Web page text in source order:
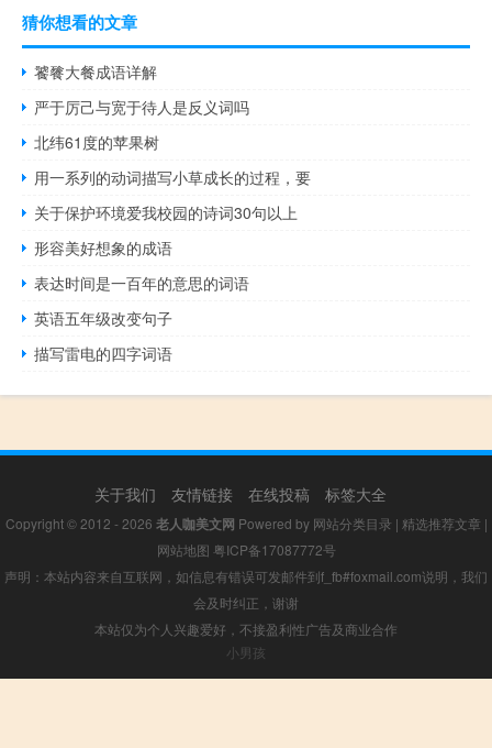
猜你想看的文章
饕餮大餐成语详解
严于厉己与宽于待人是反义词吗
北纬61度的苹果树
用一系列的动词描写小草成长的过程，要
关于保护环境爱我校园的诗词30句以上
形容美好想象的成语
表达时间是一百年的意思的词语
英语五年级改变句子
描写雷电的四字词语
关于我们 友情链接 在线投稿 标签大全
Copyright © 2012 - 2026 老人咖美文网 Powered by 网站分类目录 | 精选推荐文章 |
网站地图 粤ICP备17087772号
声明：本站内容来自互联网，如信息有错误可发邮件到f_fb#foxmail.com说明，我们
会及时纠正，谢谢
本站仅为个人兴趣爱好，不接盈利性广告及商业合作
小男孩